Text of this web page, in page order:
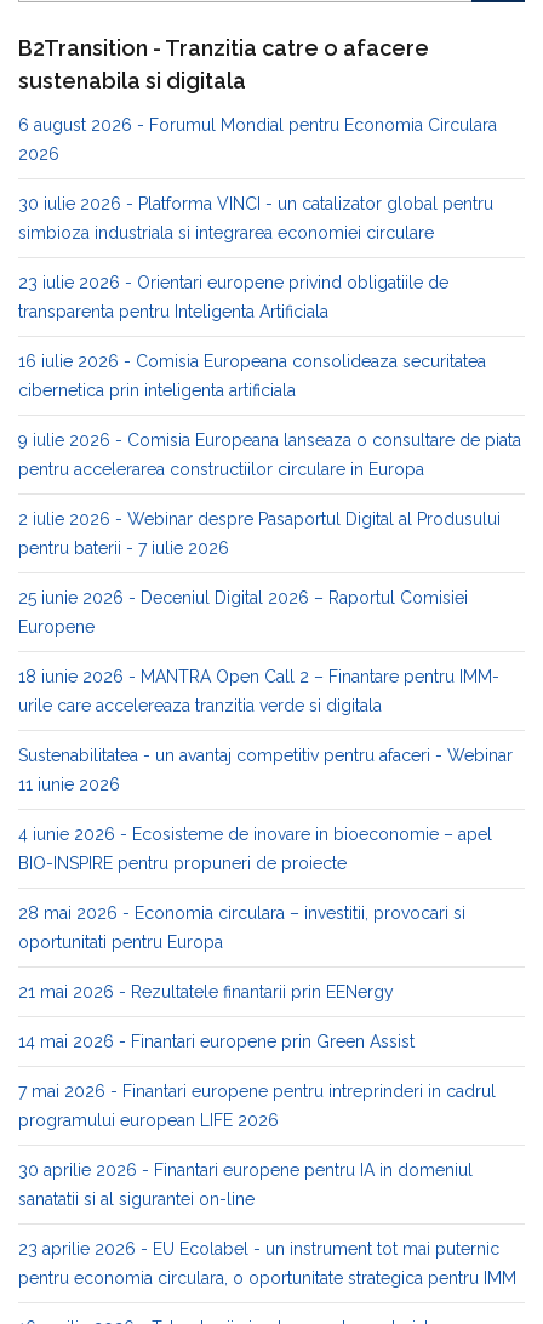
B2Transition - Tranzitia catre o afacere
sustenabila si digitala
6 august 2026 - Forumul Mondial pentru Economia Circulara
2026
30 iulie 2026 - Platforma VINCI - un catalizator global pentru
simbioza industriala si integrarea economiei circulare
23 iulie 2026 - Orientari europene privind obligatiile de
transparenta pentru Inteligenta Artificiala
16 iulie 2026 - Comisia Europeana consolideaza securitatea
cibernetica prin inteligenta artificiala
9 iulie 2026 - Comisia Europeana lanseaza o consultare de piata
pentru accelerarea constructiilor circulare in Europa
2 iulie 2026 - Webinar despre Pasaportul Digital al Produsului
pentru baterii - 7 iulie 2026
25 iunie 2026 - Deceniul Digital 2026 – Raportul Comisiei
Europene
18 iunie 2026 - MANTRA Open Call 2 – Finantare pentru IMM-
urile care accelereaza tranzitia verde si digitala
Sustenabilitatea - un avantaj competitiv pentru afaceri - Webinar
11 iunie 2026
4 iunie 2026 - Ecosisteme de inovare in bioeconomie – apel
BIO-INSPIRE pentru propuneri de proiecte
28 mai 2026 - Economia circulara – investitii, provocari si
oportunitati pentru Europa
21 mai 2026 - Rezultatele finantarii prin EENergy
14 mai 2026 - Finantari europene prin Green Assist
7 mai 2026 - Finantari europene pentru intreprinderi in cadrul
programului european LIFE 2026
30 aprilie 2026 - Finantari europene pentru IA in domeniul
sanatatii si al sigurantei on-line
23 aprilie 2026 - EU Ecolabel - un instrument tot mai puternic
pentru economia circulara, o oportunitate strategica pentru IMM